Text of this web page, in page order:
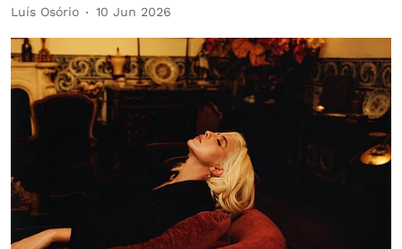
Luís Osório 10 Jun 2026